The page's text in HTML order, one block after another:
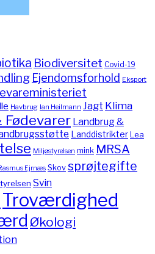
Biodiversitet Covid-19
Ejendomsforhold Eksport
Havbrug Ian Heilmann Jagt Klima
Fødevarer Landbrug &
LanddistrikterLea
Miljøstyrelsen mink MRSA
Ejrnæs Skov sprøjtegifte
Svin
Troværdighed
Økologi